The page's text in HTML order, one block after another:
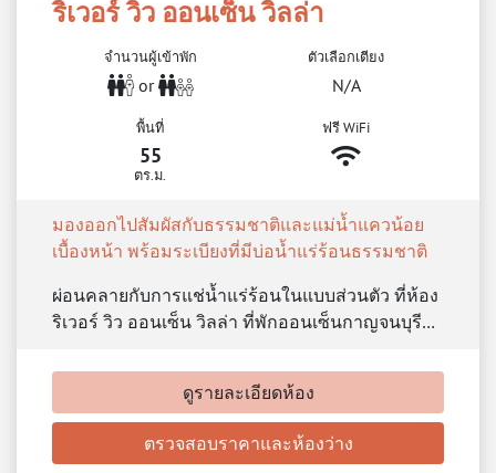
ริเวอร์ วิว ออนเซ็น วิลล่า
จำนวนผู้เข้าพัก
or
ตัวเลือกเตียง
N/A
พื้นที่
55
ตร.ม.
ฟรี WiFi
มองออกไปสัมผัสกับธรรมชาติและแม่น้ำแควน้อย
เบื้องหน้า พร้อมระเบียงที่มีบ่อน้ำแร่ร้อนธรรมชาติ
ผ่อนคลายกับการแช่น้ำแร่ร้อนในแบบส่วนตัว ที่ห้อง
ริเวอร์ วิว ออนเซ็น วิลล่า ที่พักออนเซ็นกาญจนบุรี…
ดูรายละเอียดห้อง
ตรวจสอบราคาและห้องว่าง